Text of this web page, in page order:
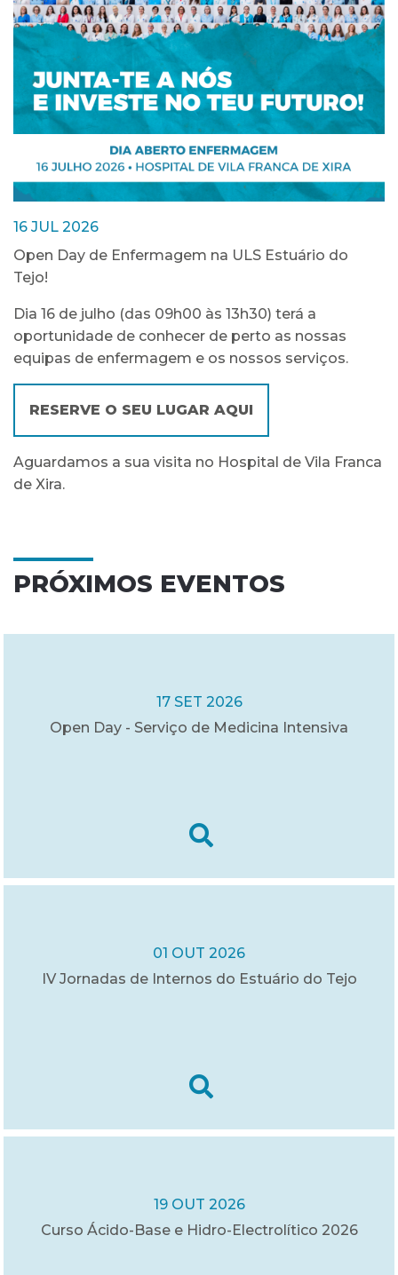
16 JUL 2026
Open Day de Enfermagem na ULS Estuário do
Tejo!
Dia 16 de julho (das 09h00 às 13h30) terá a
oportunidade de conhecer de perto as nossas
equipas de enfermagem e os nossos serviços.
RESERVE O SEU LUGAR AQUI
Aguardamos a sua visita no Hospital de Vila Franca
de Xira.
PRÓXIMOS EVENTOS
17 SET 2026
Open Day - Serviço de Medicina Intensiva
01 OUT 2026
IV Jornadas de Internos do Estuário do Tejo
19 OUT 2026
Curso Ácido-Base e Hidro-Electrolítico 2026